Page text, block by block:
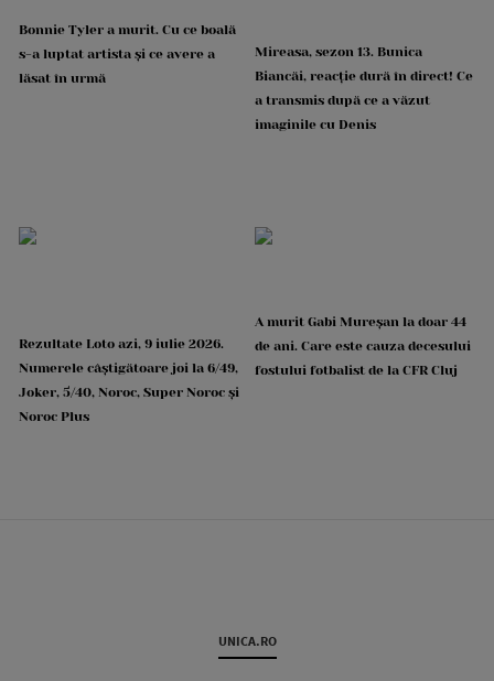
Bonnie Tyler a murit. Cu ce boală
s-a luptat artista și ce avere a
lăsat în urmă
Mireasa, sezon 13. Bunica
Biancăi, reacție dură în direct! Ce
a transmis după ce a văzut
imaginile cu Denis
Rezultate Loto azi, 9 iulie 2026.
Numerele câștigătoare joi la 6/49,
Joker, 5/40, Noroc, Super Noroc și
Noroc Plus
A murit Gabi Mureșan la doar 44
de ani. Care este cauza decesului
fostului fotbalist de la CFR Cluj
UNICA.RO